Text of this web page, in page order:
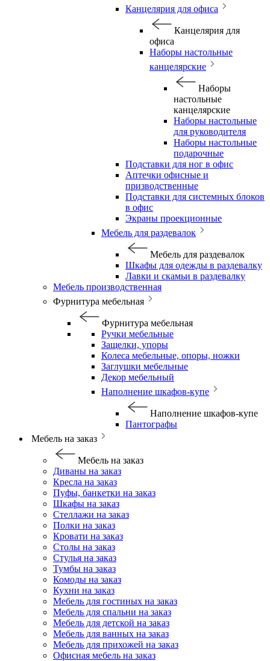
Канцелярия для офиса
Канцелярия для
офиса
Наборы настольные
канцелярские
Наборы
настольные
канцелярские
Наборы настольные
для руководителя
Наборы настольные
подарочные
Подставки для ног в офис
Аптечки офисные и
призводственные
Подставки для системных блоков
в офис
Экраны проекционные
Мебель для раздевалок
Мебель для раздевалок
Шкафы для одежды в раздевалку
Лавки и скамьи в раздевалку
Мебель производственная
Фурнитура мебельная
Фурнитура мебельная
Ручки мебельные
Защелки, упоры
Колеса мебельные, опоры, ножки
Заглушки мебельные
Декор мебельный
Наполнение шкафов-купе
Наполнение шкафов-купе
Пантографы
Мебель на заказ
Мебель на заказ
Диваны на заказ
Кресла на заказ
Пуфы, банкетки на заказ
Шкафы на заказ
Стеллажи на заказ
Полки на заказ
Кровати на заказ
Столы на заказ
Стулья на заказ
Тумбы на заказ
Комоды на заказ
Кухни на заказ
Мебель для гостиных на заказ
Мебель для спальни на заказ
Мебель для детской на заказ
Мебель для ванных на заказ
Мебель для прихожей на заказ
Офисная мебель на заказ